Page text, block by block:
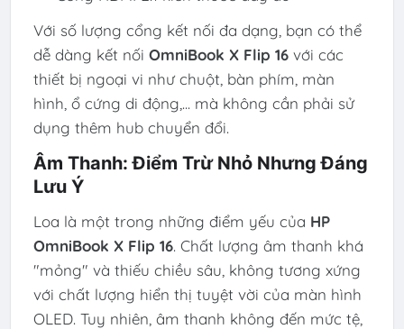
Với số lượng cổng kết nối đa dạng, bạn có thể
dễ dàng kết nối OmniBook X Flip 16với các
thiết bị ngoại vi như chuột, bàn phím, màn
hình, ổ cứng di động,... mà không cần phải sử
dụng thêm hub chuyển đổi.
Âm Thanh: Điểm Trừ Nhỏ Nhưng Đáng
Lưu Ý
Loa là một trong những điểm yếu của HP
OmniBook X Flip 16. Chất lượng âm thanh khá
"mỏng" và thiếu chiều sâu, không tương xứng
với chất lượng hiển thị tuyệt vời của màn hình
OLED. Tuy nhiên, âm thanh không đến mức tệ,